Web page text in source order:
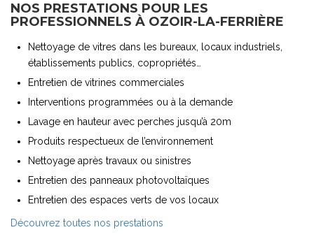
NOS PRESTATIONS POUR LES
PROFESSIONNELS À OZOIR-LA-FERRIÈRE
Nettoyage de vitres dans les bureaux, locaux industriels,
établissements publics, copropriétés…
Entretien de vitrines commerciales
Interventions programmées ou à la demande
Lavage en hauteur avec perches jusqu’à 20m
Produits respectueux de l’environnement
Nettoyage après travaux ou sinistres
Entretien des panneaux photovoltaïques
Entretien des espaces verts de vos locaux
Découvrez toutes nos prestations